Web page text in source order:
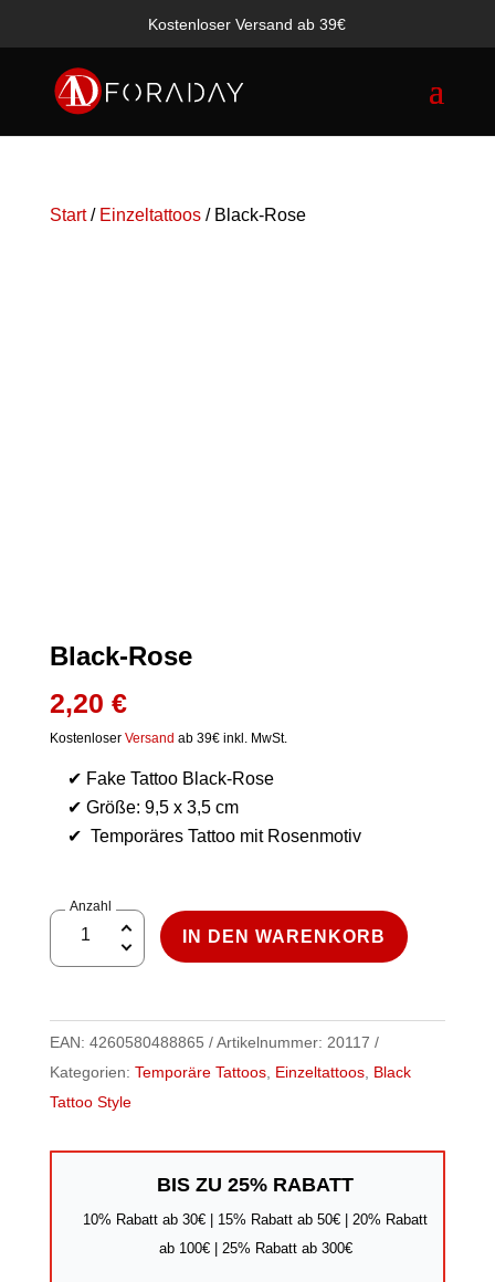
Kostenloser Versand ab 39€
Start/ Einzeltattoos/ Black-Rose
Black-Rose
2,20 €
Kostenloser Versand ab 39€ inkl. MwSt.
✔ Fake Tattoo Black-Rose
✔ Größe: 9,5 x 3,5 cm
✔ Temporäres Tattoo mit Rosenmotiv
Anzahl
Black-
Rose
IN DEN WARENKORB
EAN: 4260580488865 Artikelnummer: 20117
Kategorien: Temporäre Tattoos, Einzeltattoos, Black
Tattoo Style
BIS ZU 25% RABATT
10% Rabatt ab 30€ | 15% Rabatt ab 50€ | 20% Rabatt
ab 100€ | 25% Rabatt ab 300€